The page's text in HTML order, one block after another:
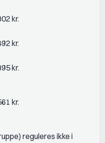
kr.
kr.
kr.
kr.
reguleres ikke i